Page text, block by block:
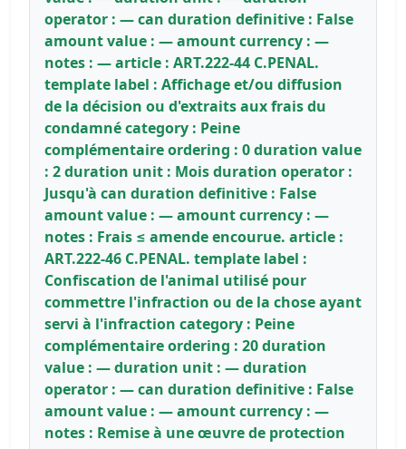
operator : — can duration definitive : False
amount value : — amount currency : —
notes : — article : ART.222-44 C.PENAL.
template label : Affichage et/ou diffusion
de la décision ou d'extraits aux frais du
condamné category : Peine
complémentaire ordering : 0 duration value
: 2 duration unit : Mois duration operator :
Jusqu'à can duration definitive : False
amount value : — amount currency : —
notes : Frais ≤ amende encourue. article :
ART.222-46 C.PENAL. template label :
Confiscation de l'animal utilisé pour
commettre l'infraction ou de la chose ayant
servi à l'infraction category : Peine
complémentaire ordering : 20 duration
value : — duration unit : — duration
operator : — can duration definitive : False
amount value : — amount currency : —
notes : Remise à une œuvre de protection